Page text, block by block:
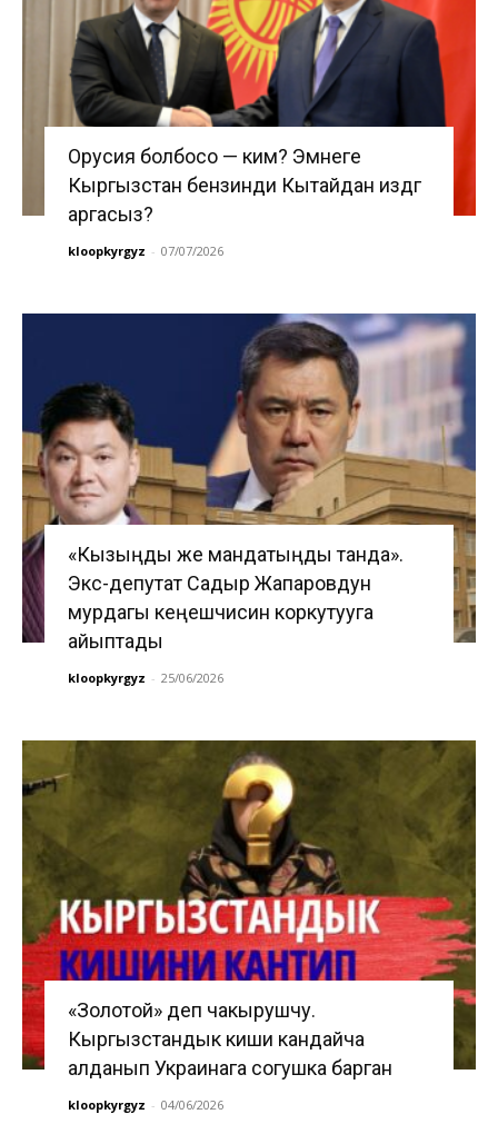
Орусия болбосо — ким? Эмнеге
Кыргызстан бензинди Кытайдан издөөгө
аргасыз?
kloopkyrgyz - 07/07/2026
«Кызыңды же мандатыңды танда».
Экс-депутат Садыр Жапаровдун
мурдагы кеңешчисин коркутууга
айыптады
kloopkyrgyz - 25/06/2026
«Золотой» деп чакырушчу.
Кыргызстандык киши кандайча
алданып Украинага согушка барган
kloopkyrgyz - 04/06/2026